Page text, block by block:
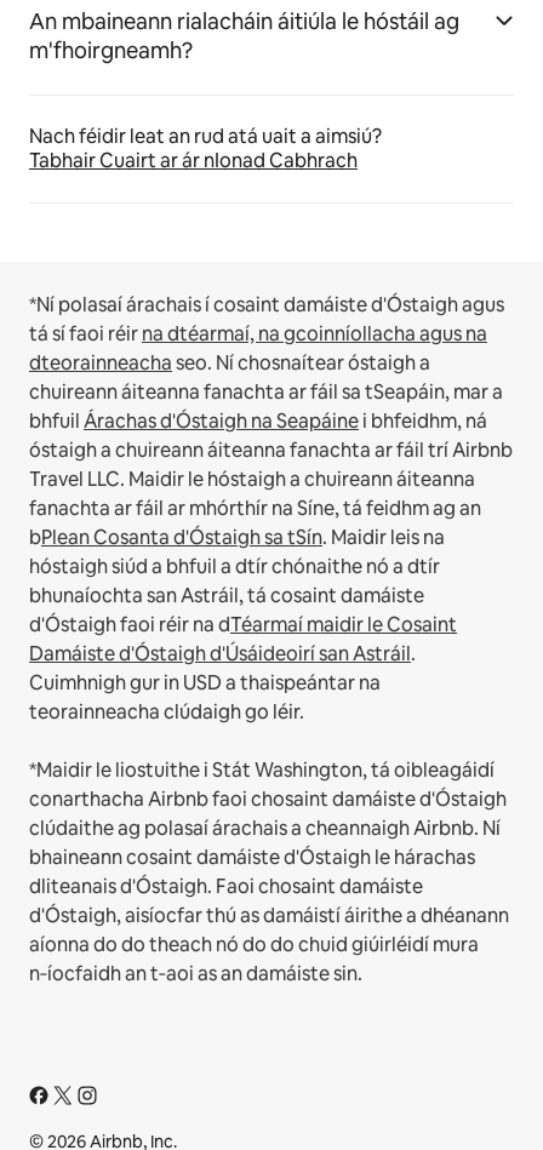
An mbaineann rialacháin áitiúla le hóstáil ag
m'fhoirgneamh?
Nach féidir leat an rud atá uait a aimsiú?
Tabhair Cuairt ar ár nIonad Cabhrach
*Ní polasaí árachais í cosaint damáiste d'Óstaigh agus
tá sí faoi réirna dtéarmaí, na gcoinníollacha agus na
dteorainneachaseo. Ní chosnaítear óstaigh a
chuireann áiteanna fanachta ar fáil sa tSeapáin, mar a
bhfuilÁrachas d'Óstaigh na Seapáinei bhfeidhm, ná
óstaigh a chuireann áiteanna fanachta ar fáil trí Airbnb
Travel LLC. Maidir le hóstaigh a chuireann áiteanna
fanachta ar fáil ar mhórthír na Síne, tá feidhm ag an
bPlean Cosanta d'Óstaigh sa tSín. Maidir leis na
hóstaigh siúd a bhfuil a dtír chónaithe nó a dtír
bhunaíochta san Astráil, tá cosaint damáiste
d'Óstaigh faoi réir na dTéarmaí maidir le Cosaint
Damáiste d'Óstaigh d'Úsáideoirí san Astráil.
Cuimhnigh gur in USD a thaispeántar na
teorainneacha clúdaigh go léir.
*Maidir le liostuithe i Stát Washington, tá oibleagáidí
conarthacha Airbnb faoi chosaint damáiste d'Óstaigh
clúdaithe ag polasaí árachais a cheannaigh Airbnb. Ní
bhaineann cosaint damáiste d'Óstaigh le hárachas
dliteanais d'Óstaigh. Faoi chosaint damáiste
d'Óstaigh, aisíocfar thú as damáistí áirithe a dhéanann
aíonna do do theach nó do do chuid giúirléidí mura
n‑íocfaidh an t‑aoi as an damáiste sin.
© 2026 Airbnb, Inc.